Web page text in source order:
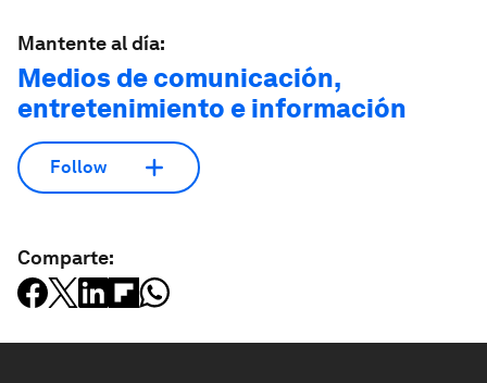
Mantente al día:
Medios de comunicación,
entretenimiento e información
Follow
Comparte: